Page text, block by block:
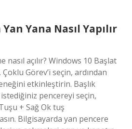
Yana Nasıl Yapılır
nasıl açılır? Windows 10 Başlat
Çoklu Görev’i seçin, ardından
etkinleştirin. Başlık
pencereyi seçin,
+ Sağ Ok tuş
Bilgisayarda yan pencere